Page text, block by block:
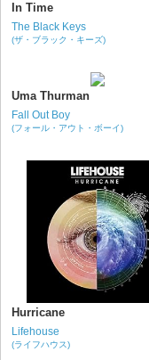
In Time
The Black Keys
(ザ・ブラック・キーズ)
Uma Thurman
Fall Out Boy
(フォール・アウト・ボーイ)
Hurricane
Lifehouse
(ライフハウス)